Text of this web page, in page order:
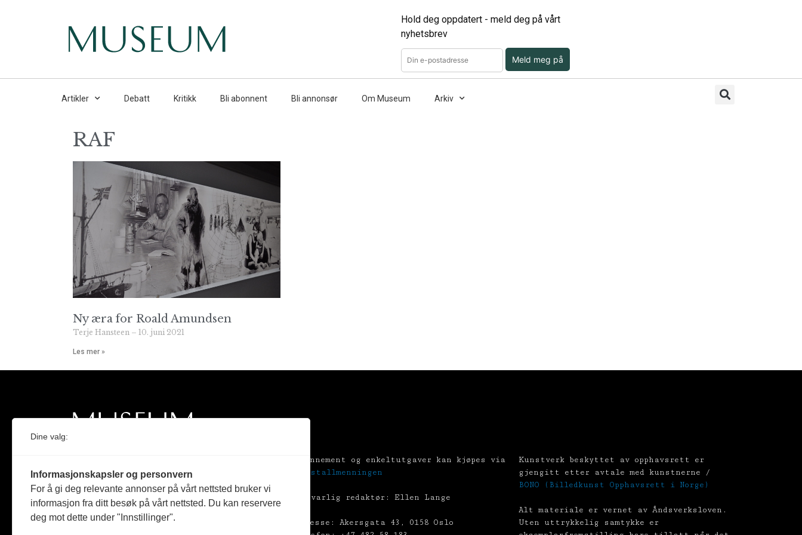
Hold deg oppdatert - meld deg på vårt
nyhetsbrev
Meld meg på
Artikler Debatt Kritikk Bli abonnent Bli annonsør Om Museum Arkiv
RAF
Ny æra for Roald Amundsen
Terje Hansteen 10. juni 2021
Les mer »
Medlem i Norsk tidsskriftforening og
Fagpressen
Støttet av Kulturrådet og Norges
Abonnement og enkeltutgaver kan kjøpes via
Tekstallmenningen
Ansvarlig redaktør: Ellen Lange
Adresse: Akersgata 43, 0158 Oslo
Kunstverk beskyttet av opphavsrett er
gjengitt etter avtale med kunstnerne /
BONO (Billedkunst Opphavsrett i Norge)
Alt materiale er vernet av Åndsverksloven.
Uten uttrykkelig samtykke er
Dine valg:
Informasjonskapsler og personvern
For å gi deg relevante annonser på vårt nettsted bruker vi
informasjon fra ditt besøk på vårt nettsted. Du kan reservere
deg mot dette under "Innstillinger".